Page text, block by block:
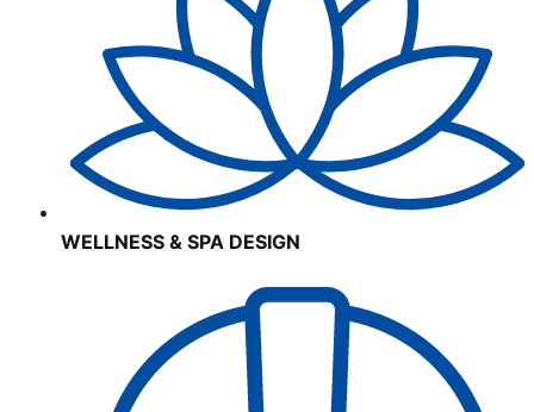
WELLNESS & SPA DESIGN